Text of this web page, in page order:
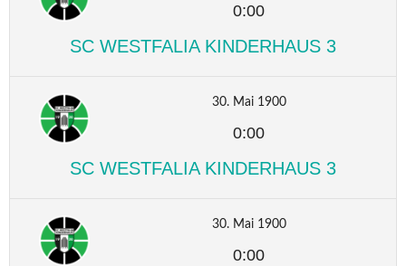
0:00
SC WESTFALIA KINDERHAUS 3
30. Mai 1900
0:00
SC WESTFALIA KINDERHAUS 3
30. Mai 1900
0:00